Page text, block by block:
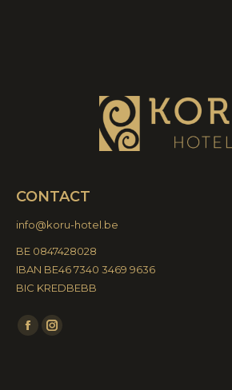
CONTACT
info@koru-hotel.be
BE 0847428028
IBAN BE46 7340 3469 9636
BIC KREDBEBB
Vind ons op:
FacebookInstagram